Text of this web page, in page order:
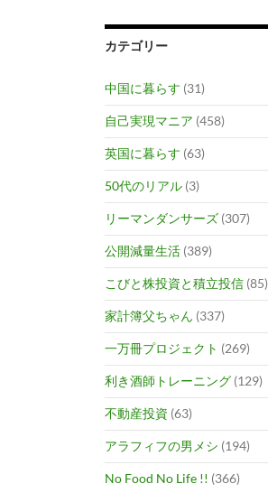
カテゴリー
中国に暮らす (31)
自己実現マニア (458)
英国に暮らす (63)
50代のリアル (3)
リーマンダンサーズ (307)
公開減量生活 (389)
こびと株投資と積立投信 (85)
家計簿父ちゃん (337)
一万冊プロジェクト (269)
利き酒師トレーニング (129)
不動産投資 (63)
アラフィフの男メシ (194)
No Food No Life !! (366)